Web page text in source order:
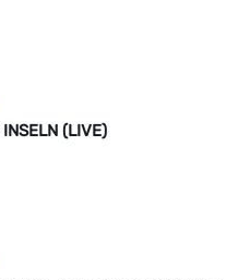
(LIVE)